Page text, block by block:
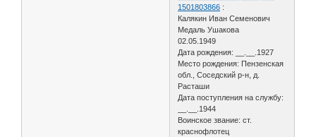
1501803866 :
Калякин Иван Семенович
Медаль Ушакова
02.05.1949
Дата рождения: __.__.1927
Место рождения: Пензенская
обл., Соседский р-н, д.
Расташи
Дата поступления на службу:
__.__.1944
Воинское звание: ст.
краснофлотец